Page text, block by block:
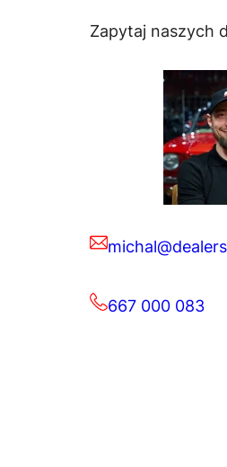
Zapytaj naszych
667 000 083